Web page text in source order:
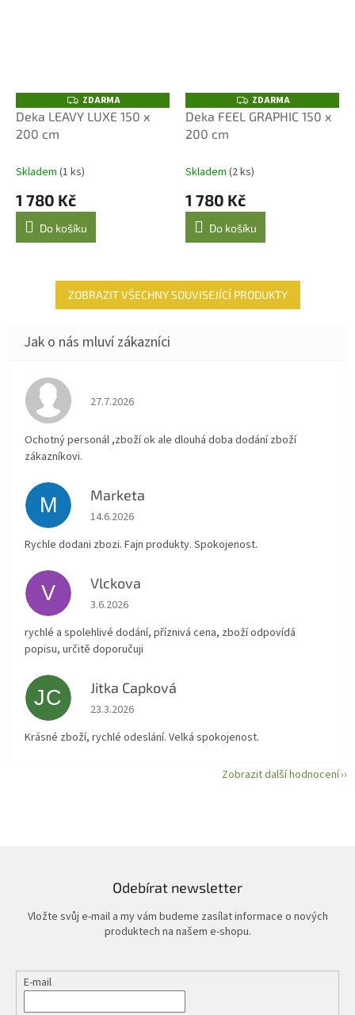
Z
D
A
ZDARMA
Deka LEAVY LUXE 150 x
200 cm
Skladem (1 ks)
1 780 Kč
Do košíku
Z
D
A
ZDARMA
Deka FEEL GRAPHIC 150 x
200 cm
Skladem (2 ks)
1 780 Kč
Do košíku
ZOBRAZIT VŠECHNY SOUVISEJÍCÍ PRODUKTY
Hodnocení obchodu je 4 z 5 hvězdiček.
27.7.2026
Ochotný personál ,zboží ok ale dlouhá doba dodání zboží
zákazníkovi.
M Marketa
Hodnocení obchodu je 5 z 5 hvězdiček.
14.6.2026
Rychle dodani zbozi. Fajn produkty. Spokojenost.
V Vlckova
Hodnocení obchodu je 5 z 5 hvězdiček.
3.6.2026
rychlé a spolehlivé dodání, příznivá cena, zboží odpovídá
popisu, určitě doporučuji
JC Jitka Capková
Hodnocení obchodu je 5 z 5 hvězdiček.
23.3.2026
Krásné zboží, rychlé odeslání. Velká spokojenost.
Zobrazit další hodnocení
Odebírat newsletter
Vložte svůj e-mail a my vám budeme zasílat informace o nových
produktech na našem e-shopu.
E-mail